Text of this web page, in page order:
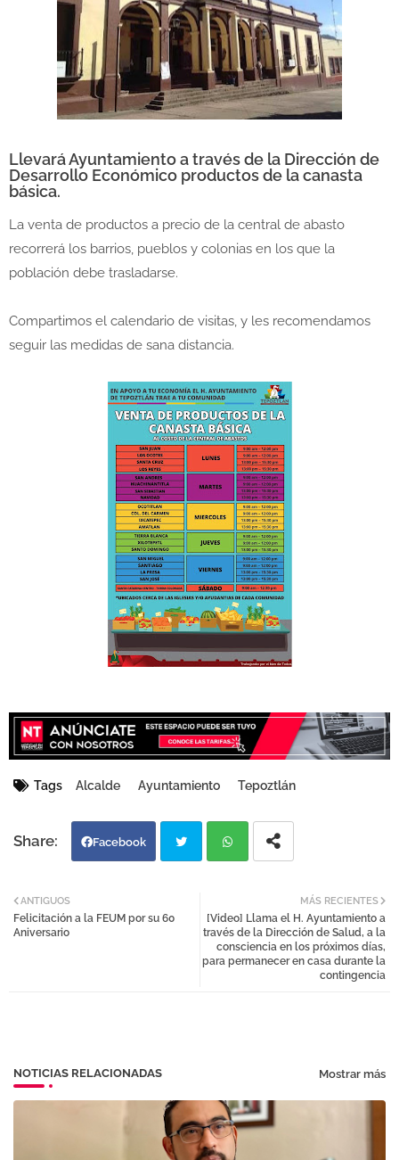
Llevará Ayuntamiento a través de la Dirección de
Desarrollo Económico productos de la canasta
básica.
La venta de productos a precio de la central de abasto
recorrerá los barrios, pueblos y colonias en los que la
población debe trasladarse.
Compartimos el calendario de visitas, y les recomendamos
seguir las medidas de sana distancia.
Tags Alcalde Ayuntamiento Tepoztlán
Facebook
tter atsa
pp
MÁS RECIENTES
[Video] Llama el H. Ayuntamiento a
través de la Dirección de Salud, a la
consciencia en los próximos días,
para permanecer en casa durante la
contingencia
ANTIGUOS
Felicitación a la FEUM por su 60
Aniversario
NOTICIAS RELACIONADAS Mostrar más